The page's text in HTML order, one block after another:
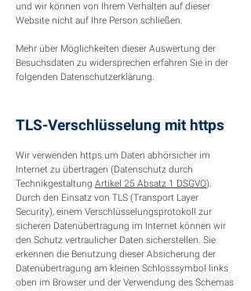
und wir können von Ihrem Verhalten auf dieser
Website nicht auf Ihre Person schließen.
Mehr über Möglichkeiten dieser Auswertung der
Besuchsdaten zu widersprechen erfahren Sie in der
folgenden Datenschutzerklärung.
TLS-Verschlüsselung mit https
Wir verwenden https um Daten abhörsicher im
Internet zu übertragen (Datenschutz durch
Technikgestaltung Artikel 25 Absatz 1 DSGVO).
Durch den Einsatz von TLS (Transport Layer
Security), einem Verschlüsselungsprotokoll zur
sicheren Datenübertragung im Internet können wir
den Schutz vertraulicher Daten sicherstellen. Sie
erkennen die Benutzung dieser Absicherung der
Datenübertragung am kleinen Schlosssymbol links
oben im Browser und der Verwendung des Schemas